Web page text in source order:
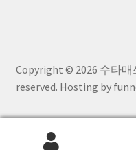
Copyright © 2026 수타
reserved. Hosting by